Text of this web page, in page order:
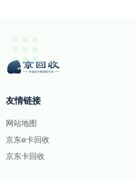
友情链接
网站地图
京东e卡回收
京东卡回收